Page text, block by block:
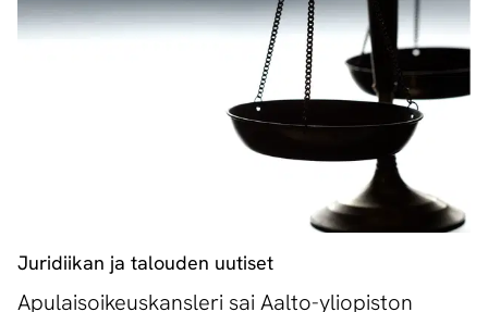
Juridiikan ja talouden uutiset
Apulaisoikeuskansleri sai Aalto-yliopiston